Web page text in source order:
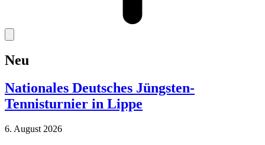
Neu
Nationales Deutsches Jüngsten-
Tennisturnier in Lippe
6. August 2026